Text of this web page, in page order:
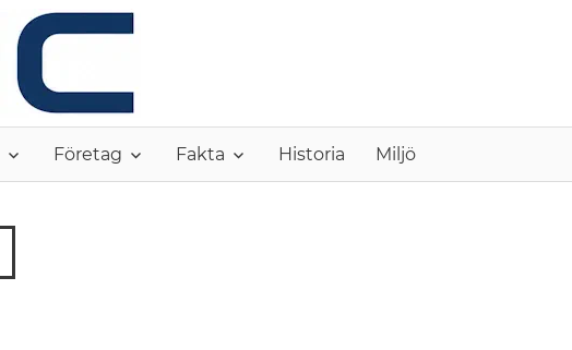
Företag Fakta Historia Miljö